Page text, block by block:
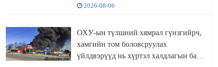
2026-08-06
ОХУ-ын түлшний хямрал гүнзгийрч,
хамгийн том боловсруулах
үйлдвэрүүд нь хүртэл халдлагын бай